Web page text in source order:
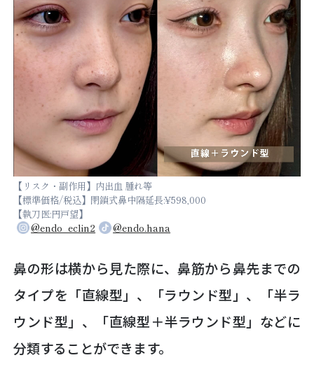
【リスク・副作用】内出血 腫れ等
【標準価格/税込】閉鎖式鼻中隔延長:¥598,000
【執刀医:円戸望】
@endo_eclin2
@endo.hana
鼻の形は横から見た際に、鼻筋から鼻先までの
タイプを「直線型」、「ラウンド型」、「半ラ
ウンド型」、「直線型＋半ラウンド型」などに
分類することができます。